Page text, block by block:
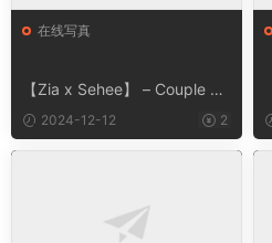
在线写真
【Zia x Sehee】 – Couple Bu
rma2024-12-12 2